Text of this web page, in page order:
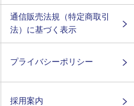
通信販売法規（特定商取引
法）に基づく表示
プライバシーポリシー
採用案内